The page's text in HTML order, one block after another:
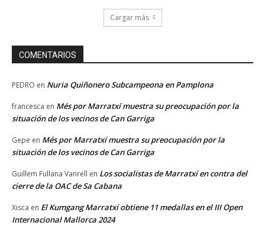
Cargar más
COMENTARIOS
PEDRO en Nuria Quiñonero Subcampeona en Pamplona
francesca en Més por Marratxí muestra su preocupación por la
situación de los vecinos de Can Garriga
Gepe en Més por Marratxí muestra su preocupación por la
situación de los vecinos de Can Garriga
Guillem Fullana Vanrell en Los socialistas de Marratxí en contra del
cierre de la OAC de Sa Cabana
Xisca en El Kumgang Marratxí obtiene 11 medallas en el III Open
Internacional Mallorca 2024